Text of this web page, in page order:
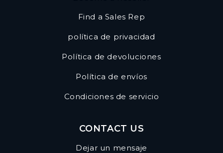
Find a Sales Rep
política de privacidad
Política de devoluciones
Política de envíos
Condiciones de servicio
CONTACT US
Dejar un mensaje